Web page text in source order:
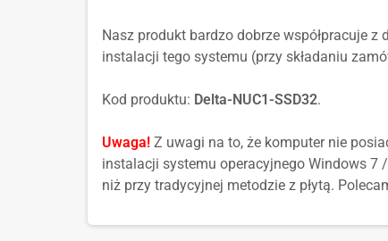
Nasz produkt bardzo dobrze współpracuje
instalacji tego systemu (przy składaniu
Kod produktu: Delta-NUC1-SSD32.
Uwaga! Z uwagi na to, że komputer nie
instalacji systemu operacyjnego Windows 7
niż przy tradycyjnej metodzie z płytą.